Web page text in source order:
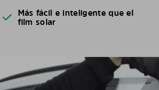
Más fácil e inteligente que el
film solar